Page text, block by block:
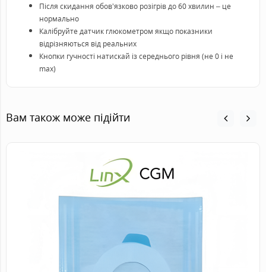
Після скидання обов'язково розігрів до 60 хвилин – це
нормально
Калібруйте датчик глюкометром якщо показники
відрізняються від реальних
Кнопки гучності натискай із середнього рівня (не 0 і не
max)
Вам також може підійти